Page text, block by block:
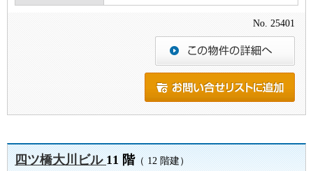
No. 25401
四ツ橋大川ビル11 階（ 12 階建）